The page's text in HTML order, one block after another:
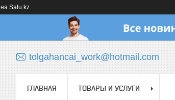
на Satu.kz
tolgahancai_work@hotmail.com
ГЛАВНАЯ ТОВАРЫ И УСЛУГИ